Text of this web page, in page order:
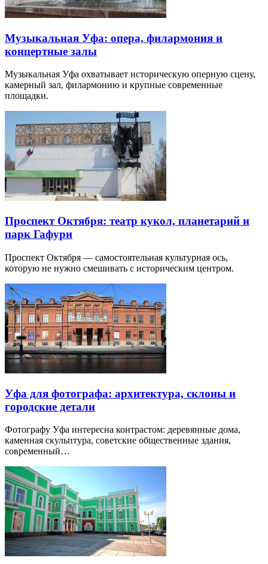
Музыкальная Уфа: опера, филармония и
концертные залы
Музыкальная Уфа охватывает историческую оперную сцену,
камерный зал, филармонию и крупные современные
площадки.
Проспект Октября: театр кукол, планетарий и
парк Гафури
Проспект Октября — самостоятельная культурная ось,
которую не нужно смешивать с историческим центром.
Уфа для фотографа: архитектура, склоны и
городские детали
Фотографу Уфа интересна контрастом: деревянные дома,
каменная скульптура, советские общественные здания,
современный…